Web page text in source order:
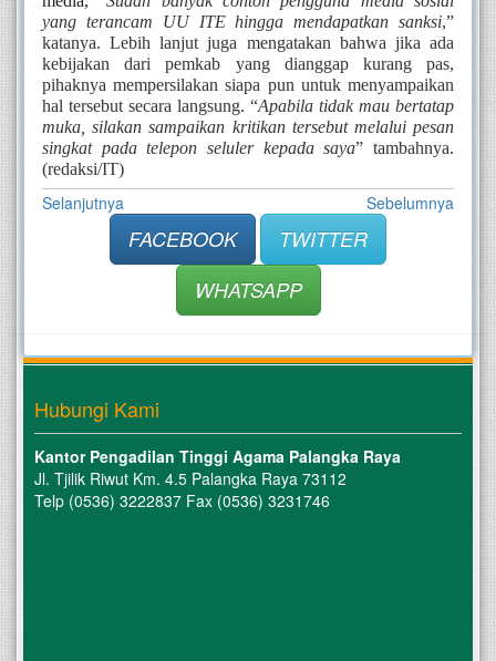
yang terancam UU ITE hingga mendapatkan sanksi,”
katanya. Lebih lanjut juga mengatakan bahwa jika ada
kebijakan dari pemkab yang dianggap kurang pas,
pihaknya mempersilakan siapa pun untuk menyampaikan
hal tersebut secara langsung. “Apabila tidak mau bertatap
muka, silakan sampaikan kritikan tersebut melalui pesan
singkat pada telepon seluler kepada saya” tambahnya.
(redaksi/IT)
Selanjutnya Sebelumnya
FACEBOOK
TWITTER
WHATSAPP
Hubungi Kami
Kantor Pengadilan Tinggi Agama Palangka Raya
Jl. Tjilik Riwut Km. 4.5 Palangka Raya 73112
Telp (0536) 3222837 Fax (0536) 3231746